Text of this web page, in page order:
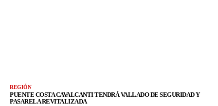
REGIÓN
PUENTE COSTA CAVALCANTI TENDRÁ VALLADO DE SEGURIDAD Y
PASARELA REVITALIZADA